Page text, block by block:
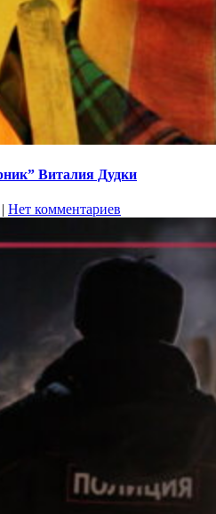
Виталия Дудки
| Нет комментариев